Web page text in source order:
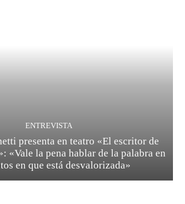
ENTREVISTA
presenta en teatro «El escritor de
«Vale la pena hablar de la palabra en
en que está desvalorizada»